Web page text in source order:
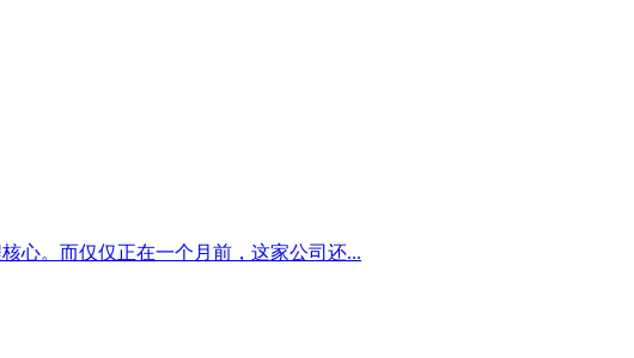
心。而仅仅正在一个月前，这家公司还...